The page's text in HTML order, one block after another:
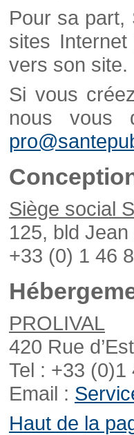
Pour sa part,
sites
vers son site.
Si vous
nous vous
Siège social
125, bld
+33 (0) 1 46
PROLIVAL
420 Rue
Tel : +33 (0)1
Email :
Haut de la